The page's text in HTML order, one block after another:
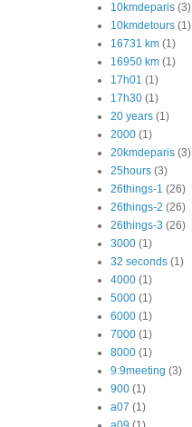
10kmdeparis (3)
10kmdetours (1)
16731 km (1)
16950 km (1)
17h01 (1)
17h30 (1)
20 years (1)
2000 (1)
20kmdeparis (3)
25hours (3)
26things-1 (26)
26things-2 (26)
26things-3 (26)
3000 (1)
32 seconds (1)
4000 (1)
5000 (1)
6000 (1)
7000 (1)
8000 (1)
9:9meeting (3)
900 (1)
a07 (1)